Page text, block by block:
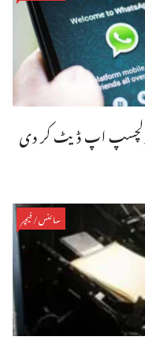
اپ ڈیٹ کر دی
سائنس/فیچر